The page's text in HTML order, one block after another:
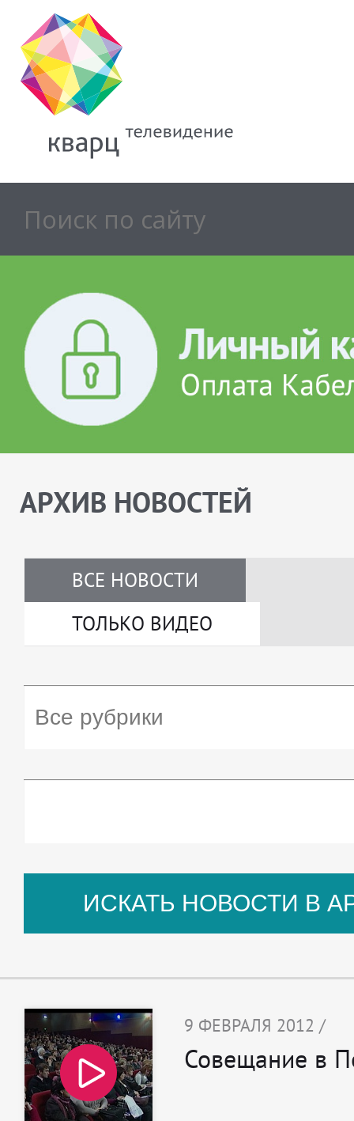
АРХИВ НОВОСТЕЙ
ВСЕ НОВОСТИ
ТОЛЬКО ВИДЕО
9 ФЕВРАЛЯ 2012 /
Совещание в